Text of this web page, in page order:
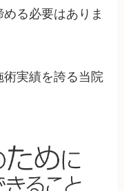
る必要はありま
実績を誇る当院